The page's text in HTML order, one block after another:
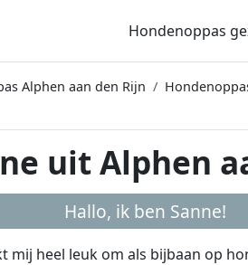
Hondenoppas
Alphen aan den Rijn
uit Alphen
Hallo, ik ben Sanne!
mij heel leuk om als bijbaan op